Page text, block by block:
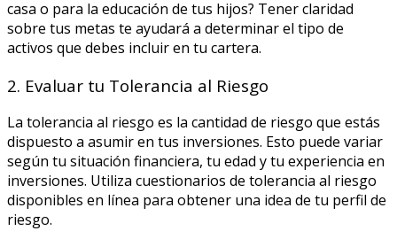
casa o para la educación de tus hijos? Tener claridad
sobre tus metas te ayudará a determinar el tipo de
activos que debes incluir en tu cartera.
2. Evaluar tu Tolerancia al Riesgo
La tolerancia al riesgo es la cantidad de riesgo que estás
dispuesto a asumir en tus inversiones. Esto puede variar
según tu situación financiera, tu edad y tu experiencia en
inversiones. Utiliza cuestionarios de tolerancia al riesgo
disponibles en línea para obtener una idea de tu perfil de
riesgo.